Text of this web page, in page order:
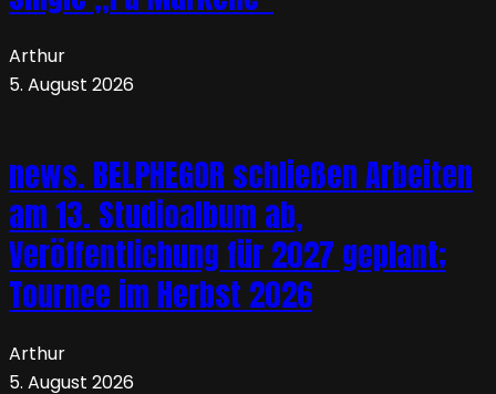
Arthur
5. August 2026
news. BELPHEGOR schließen Arbeiten
am 13. Studioalbum ab,
Veröffentlichung für 2027 geplant;
Tournee im Herbst 2026
Arthur
5. August 2026